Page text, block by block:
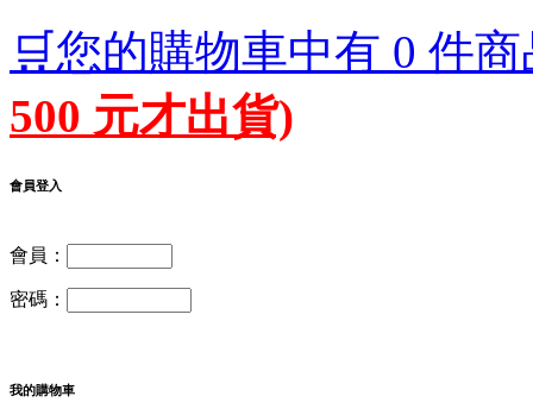
🛒您的購物車中有 0 件
500 元才出貨)
會員登入
會員：
密碼：
我的購物車